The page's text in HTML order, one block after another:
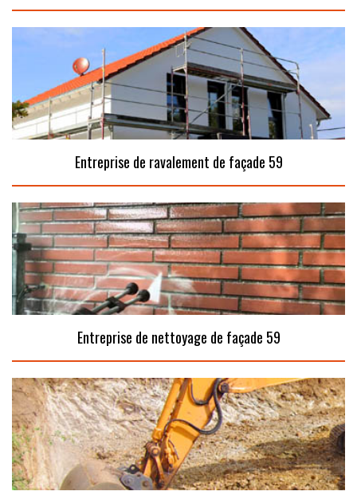
Entreprise de ravalement de façade 59
Entreprise de nettoyage de façade 59